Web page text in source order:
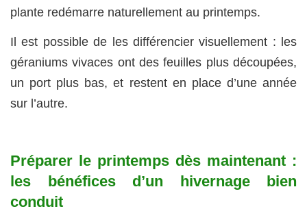
plante redémarre naturellement au printemps.
Il est possible de les différencier visuellement : les
géraniums vivaces ont des feuilles plus découpées,
un port plus bas, et restent en place d’une année
sur l’autre.
Préparer le printemps dès maintenant :
les bénéfices d’un hivernage bien
conduit